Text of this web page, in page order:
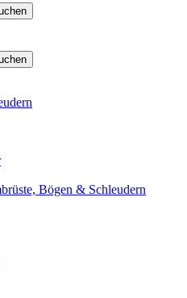
Bögen & Schleudern